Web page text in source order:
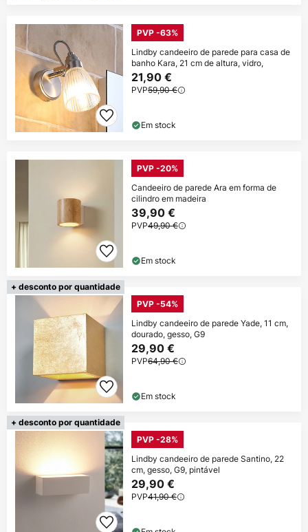
PVP -63%
Lindby candeeiro de parede para casa de
banho Kara, 21 cm de altura, vidro,
21,90 €
PVP59,90 €
Em stock
PVP -20%
Candeeiro de parede Ara em forma de
cilindro em madeira
39,90 €
PVP49,90 €
Em stock
+ desconto por quantidade
PVP -54%
Lindby candeeiro de parede Yade, 11 cm,
dourado, gesso, G9
29,90 €
PVP64,90 €
Em stock
+ desconto por quantidade
PVP -28%
Lindby candeeiro de parede Santino, 22
cm, gesso, G9, pintável
29,90 €
PVP41,90 €